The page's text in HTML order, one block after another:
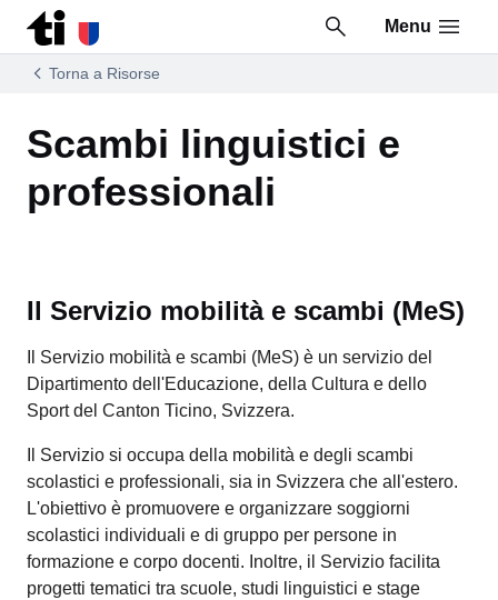
Vai al contenuto della pagina
Vai al piè di pagina
Menu
Torna a Risorse
Scambi linguistici e
professionali
Il Servizio mobilità e scambi (MeS)
Il Servizio mobilità e scambi (MeS) è un servizio del
Dipartimento dell'Educazione, della Cultura e dello
Sport del Canton Ticino, Svizzera.
Il Servizio si occupa della mobilità e degli scambi
scolastici e professionali, sia in Svizzera che all'estero.
L'obiettivo è promuovere e organizzare soggiorni
scolastici individuali e di gruppo per persone in
formazione e corpo docenti. Inoltre, il Servizio facilita
progetti tematici tra scuole, studi linguistici e stage